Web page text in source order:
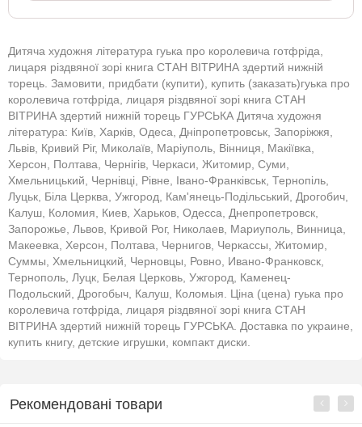
Дитяча художня література гуька про королевича готфріда,
лицаря різдвяної зорі книга СТАН ВІТРИНА здертий нижній
торець. Замовити, придбати (купити), купить (заказать)гуька про
королевича готфріда, лицаря різдвяної зорі книга СТАН
ВІТРИНА здертий нижній торець ГУРСЬКА Дитяча художня
література: Київ, Харків, Одеса, Дніпропетровськ, Запоріжжя,
Львів, Кривий Ріг, Миколаїв, Маріуполь, Вінниця, Макіївка,
Херсон, Полтава, Чернігів, Черкаси, Житомир, Суми,
Хмельницький, Чернівці, Рівне, Івано-Франківськ, Тернопіль,
Луцьк, Біла Церква, Ужгород, Кам'янець-Подільський, Дрогобич,
Калуш, Коломия, Киев, Харьков, Одесса, Днепропетровск,
Запорожье, Львов, Кривой Рог, Николаев, Мариуполь, Винница,
Макеевка, Херсон, Полтава, Чернигов, Черкассы, Житомир,
Суммы, Хмельницкий, Черновцы, Ровно, Ивано-Франковск,
Тернополь, Луцк, Белая Церковь, Ужгород, Каменец-
Подольский, Дрогобыч, Калуш, Коломыя. Ціна (цена) гуька про
королевича готфріда, лицаря різдвяної зорі книга СТАН
ВІТРИНА здертий нижній торець ГУРСЬКА. Доставка по украине,
купить книгу, детские игрушки, компакт диски.
Рекомендовані товари